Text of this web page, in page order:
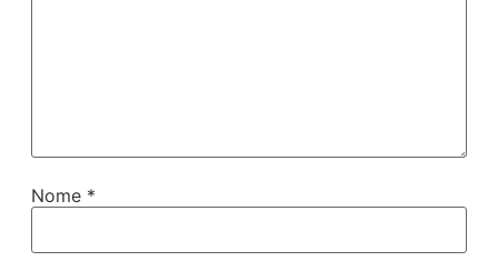
Nome *